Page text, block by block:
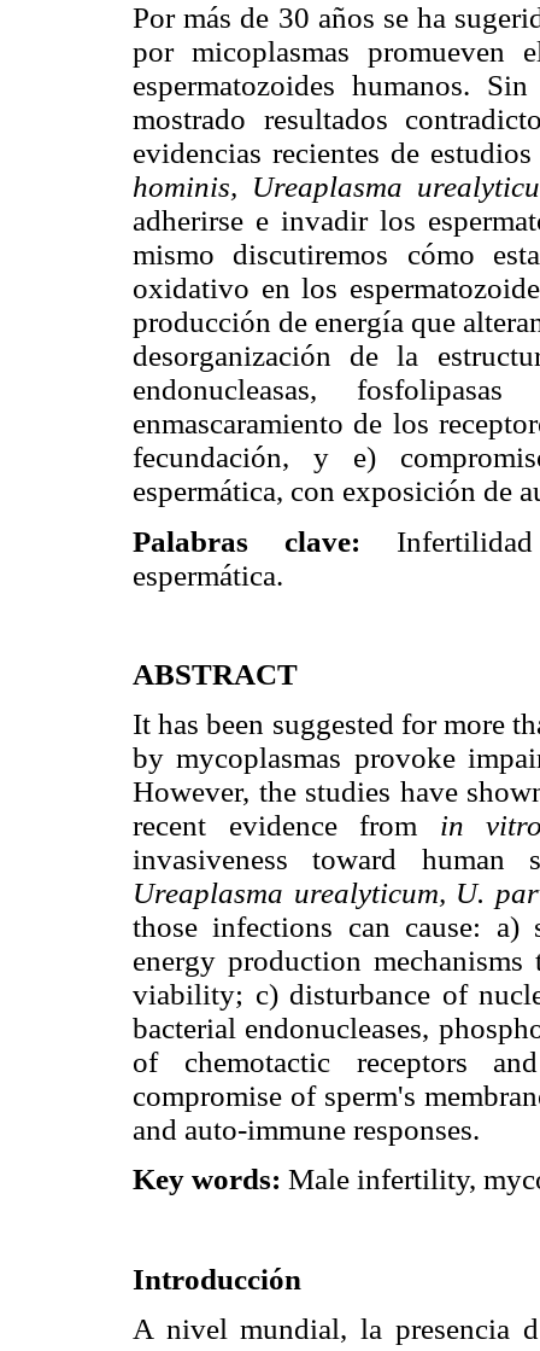
Por más de 30 años se ha
por micoplasmas
espermatozoides humanos.
mostrado resultados
evidencias recientes de
hominis, Ureaplasma
adherirse e invadir los
mismo discutiremos cómo
oxidativo en los
producción de energía que
desorganización de la
endonucleasas,
enmascaramiento de los
fecundación, y e)
espermática, con exposición de
Palabras clave: Infertilidad
espermática.
ABSTRACT
It has been suggested for more
by mycoplasmas provoke
However, the studies have
recent evidence from in
invasiveness toward human
Ureaplasma urealyticum, U.
those infections can cause:
energy production
viability; c) disturbance of
bacterial endonucleases,
of chemotactic receptors
compromise of sperm's
and auto-immune responses.
Key words: Male infertility,
Introducción
A nivel mundial, la presencia